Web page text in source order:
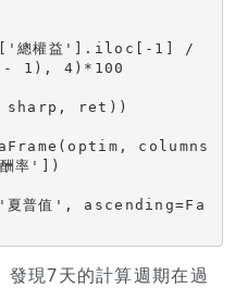
1), 4)*100
sharp, ret))
率'])
普值', ascending=Fa
現7天的計算週期在過